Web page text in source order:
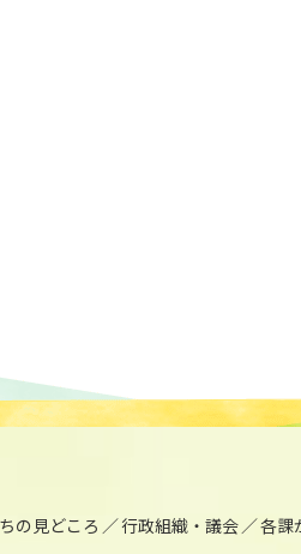
の見どころ 行政組織・議会 各課